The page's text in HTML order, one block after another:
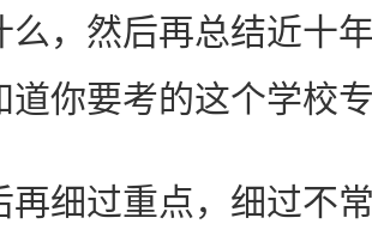
么，然后再总结近十
道你要考的这个学校
过重点，细过不常